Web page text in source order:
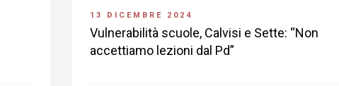
13 DICEMBRE 2024
Vulnerabilità scuole, Calvisi e Sette: “Non
accettiamo lezioni dal Pd”